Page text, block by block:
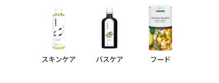
スキンケア バスケア フード